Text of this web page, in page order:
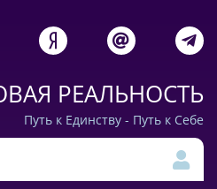
РЕАЛЬНОСТЬ
Путь к Единству - Путь к Себе